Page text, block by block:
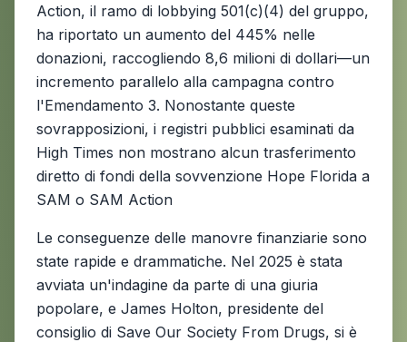
Action, il ramo di lobbying 501(c)(4) del gruppo,
ha riportato un aumento del 445% nelle
donazioni, raccogliendo 8,6 milioni di dollari—un
incremento parallelo alla campagna contro
l'Emendamento 3. Nonostante queste
sovrapposizioni, i registri pubblici esaminati da
High Times non mostrano alcun trasferimento
diretto di fondi della sovvenzione Hope Florida a
SAM o SAM Action
Le conseguenze delle manovre finanziarie sono
state rapide e drammatiche. Nel 2025 è stata
avviata un'indagine da parte di una giuria
popolare, e James Holton, presidente del
consiglio di Save Our Society From Drugs, si è